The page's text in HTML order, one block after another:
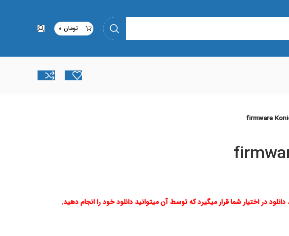
تومان
firmware
در اختیار شما قرار میگیرد که توسط آن میتوانید دانلود خود را انجام دهید.